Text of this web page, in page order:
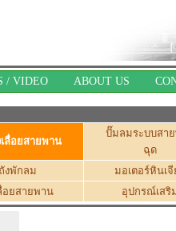
/ VIDEO ABOUT US
เลื่อยสายพาน
ปั๊มลมระบบสา
ฉุด
ถังพักลม
มอเตอร์หินเจี
อยสายพาน อุปกรณ์เสริ